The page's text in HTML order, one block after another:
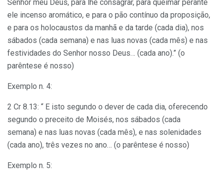
Senhor meu Deus, para lhe consagrar, para queimar perante
ele incenso aromático, e para o pão contínuo da proposição,
e para os holocaustos da manhã e da tarde (cada dia), nos
sábados (cada semana) e nas luas novas (cada mês) e nas
festividades do Senhor nosso Deus… (cada ano).” (o
parêntese é nosso)
Exemplo n. 4:
2 Cr 8.13: “ E isto segundo o dever de cada dia, oferecendo
segundo o preceito de Moisés, nos sábados (cada
semana) e nas luas novas (cada mês), e nas solenidades
(cada ano), três vezes no ano… (o parêntese é nosso)
Exemplo n. 5: